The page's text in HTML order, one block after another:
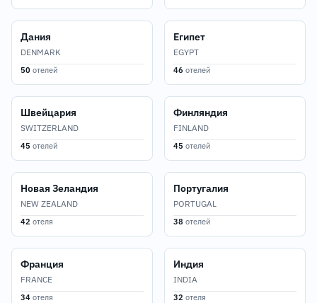
Дания
DENMARK
50 отелей
Египет
EGYPT
46 отелей
Швейцария
SWITZERLAND
45 отелей
Финляндия
FINLAND
45 отелей
Новая Зеландия
NEW ZEALAND
42 отеля
Португалия
PORTUGAL
38 отелей
Франция
FRANCE
34 отеля
Индия
INDIA
32 отеля